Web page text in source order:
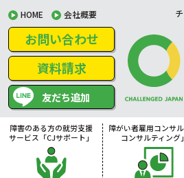
HOME 会社概要
お問い合わせ
資料請求
友だち追加
障害のある方の就労支援
サービス「CJサポート」
障がい者雇用コンサ
コンサルティング」